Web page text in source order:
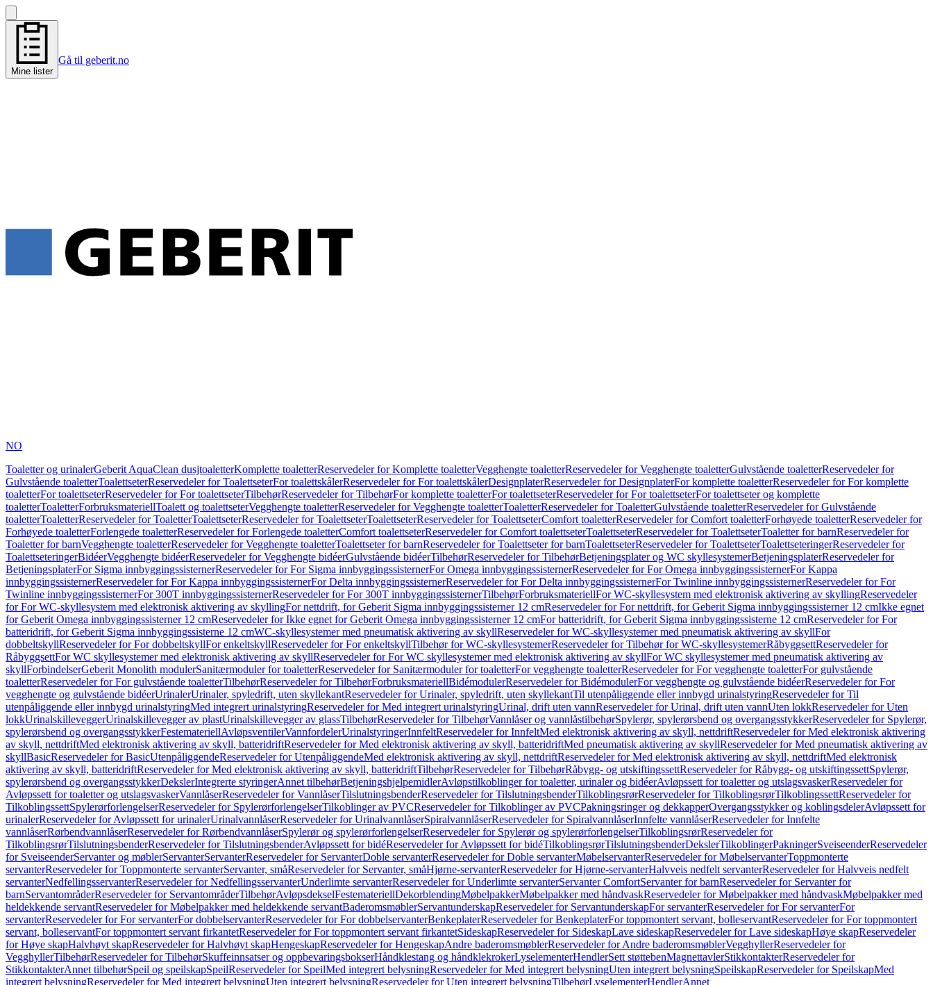
Mine lister
Gå til geberit.no
NO
Toaletter og urinalerGeberit AquaClean dusjtoaletterKomplette toaletterReservedeler for Komplette toaletterVegghengte toaletterReservedeler for Vegghengte toaletterGulvstående toaletterReservedeler for
Gulvstående toaletterToalettseterReservedeler for ToalettseterFor toalettskålerReservedeler for For toalettskålerDesignplaterReservedeler for DesignplaterFor komplette toaletterReservedeler for For komplette
toaletterFor toalettseterReservedeler for For toalettseterTilbehørReservedeler for TilbehørFor komplette toaletterFor toalettseterReservedeler for For toalettseterFor toalettseter og komplette
toaletterToaletterForbruksmateriellToalett og toalettseterVegghengte toaletterReservedeler for Vegghengte toaletterToaletterReservedeler for ToaletterGulvstående toaletterReservedeler for Gulvstående
toaletterToaletterReservedeler for ToaletterToalettseterReservedeler for ToalettseterToalettseterReservedeler for ToalettseterComfort toaletterReservedeler for Comfort toaletterForhøyede toaletterReservedeler for
Forhøyede toaletterForlengede toaletterReservedeler for Forlengede toaletterComfort toalettseterReservedeler for Comfort toalettseterToalettseterReservedeler for ToalettseterToaletter for barnReservedeler for
Toaletter for barnVegghengte toaletterReservedeler for Vegghengte toaletterToalettseter for barnReservedeler for Toalettseter for barnToalettseterReservedeler for ToalettseterToalettseteringerReservedeler for
ToalettseteringerBidéerVegghengte bidéerReservedeler for Vegghengte bidéerGulvstående bidéerTilbehørReservedeler for TilbehørBetjeningsplater og WC skyllesystemerBetjeningsplaterReservedeler for
BetjeningsplaterFor Sigma innbyggingssisternerReservedeler for For Sigma innbyggingssisternerFor Omega innbyggingssisternerReservedeler for For Omega innbyggingssisternerFor Kappa
innbyggingssisternerReservedeler for For Kappa innbyggingssisternerFor Delta innbyggingssisternerReservedeler for For Delta innbyggingssisternerFor Twinline innbyggingssisternerReservedeler for For
Twinline innbyggingssisternerFor 300T innbyggingssisternerReservedeler for For 300T innbyggingssisternerTilbehørForbruksmateriellFor WC-skyllesystem med elektronisk aktivering av skyllingReservedeler
for For WC-skyllesystem med elektronisk aktivering av skyllingFor nettdrift, for Geberit Sigma innbyggingssisterner 12 cmReservedeler for For nettdrift, for Geberit Sigma innbyggingssisterner 12 cmIkke egnet
for Geberit Omega innbyggingssisterner 12 cmReservedeler for Ikke egnet for Geberit Omega innbyggingssisterner 12 cmFor batteridrift, for Geberit Sigma innbyggingssisterne 12 cmReservedeler for For
batteridrift, for Geberit Sigma innbyggingssisterne 12 cmWC-skyllesystemer med pneumatisk aktivering av skyllReservedeler for WC-skyllesystemer med pneumatisk aktivering av skyllFor
dobbeltskyllReservedeler for For dobbeltskyllFor enkeltskyllReservedeler for For enkeltskyllTilbehør for WC-skyllesystemerReservedeler for Tilbehør for WC-skyllesystemerRåbyggsettReservedeler for
RåbyggsettFor WC skyllesystemer med elektronisk aktivering av skyllReservedeler for For WC skyllesystemer med elektronisk aktivering av skyllFor WC skyllesystemer med pneumatisk aktivering av
skyllForbindelserGeberit Monolith modulerSanitærmoduler for toaletterReservedeler for Sanitærmoduler for toaletterFor vegghengte toaletterReservedeler for For vegghengte toaletterFor gulvstående
toaletterReservedeler for For gulvstående toaletterTilbehørReservedeler for TilbehørForbruksmateriellBidémodulerReservedeler for BidémodulerFor vegghengte og gulvstående bidéerReservedeler for For
vegghengte og gulvstående bidéerUrinalerUrinaler, spyledrift, uten skyllekantReservedeler for Urinaler, spyledrift, uten skyllekantTil utenpåliggende eller innbygd urinalstyringReservedeler for Til
utenpåliggende eller innbygd urinalstyringMed integrert urinalstyringReservedeler for Med integrert urinalstyringUrinal, drift uten vannReservedeler for Urinal, drift uten vannUten lokkReservedeler for Uten
lokkUrinalskilleveggerUrinalskillevegger av plastUrinalskillevegger av glassTilbehørReservedeler for TilbehørVannlåser og vannlåstilbehørSpylerør, spylerørsbend og overgangsstykkerReservedeler for Spylerør,
spylerørsbend og overgangsstykkerFestemateriellAvløpsventilerVannfordelerUrinalstyringerInnfeltReservedeler for InnfeltMed elektronisk aktivering av skyll, nettdriftReservedeler for Med elektronisk aktivering
av skyll, nettdriftMed elektronisk aktivering av skyll, batteridriftReservedeler for Med elektronisk aktivering av skyll, batteridriftMed pneumatisk aktivering av skyllReservedeler for Med pneumatisk aktivering av
skyllBasicReservedeler for BasicUtenpåliggendeReservedeler for UtenpåliggendeMed elektronisk aktivering av skyll, nettdriftReservedeler for Med elektronisk aktivering av skyll, nettdriftMed elektronisk
aktivering av skyll, batteridriftReservedeler for Med elektronisk aktivering av skyll, batteridriftTilbehørReservedeler for TilbehørRåbygg- og utskiftingssettReservedeler for Råbygg- og utskiftingssettSpylerør,
spylerørsbend og overgangsstykkerDekslerIntegrerte styringerAnnet tilbehørBetjeningshjelpemidlerAvløpstilkoblinger for toaletter, urinaler og bidéerAvløpssett for toaletter og utslagsvaskerReservedeler for
Avløpssett for toaletter og utslagsvaskerVannlåserReservedeler for VannlåserTilslutningsbenderReservedeler for TilslutningsbenderTilkoblingsrørReservedeler for TilkoblingsrørTilkoblingssettReservedeler for
TilkoblingssettSpylerørforlengelserReservedeler for SpylerørforlengelserTilkoblinger av PVCReservedeler for Tilkoblinger av PVCPakningsringer og dekkapperOvergangsstykker og koblingsdelerAvløpssett for
urinalerReservedeler for Avløpssett for urinalerUrinalvannlåserReservedeler for UrinalvannlåserSpiralvannlåserReservedeler for SpiralvannlåserInnfelte vannlåserReservedeler for Innfelte
vannlåserRørbendvannlåserReservedeler for RørbendvannlåserSpylerør og spylerørforlengelserReservedeler for Spylerør og spylerørforlengelserTilkoblingsrørReservedeler for
TilkoblingsrørTilslutningsbenderReservedeler for TilslutningsbenderAvløpssett for bidéReservedeler for Avløpssett for bidéTilkoblingsrørTilslutningsbenderDekslerTilkoblingerPakningerSveiseenderReservedeler
for SveiseenderServanter og møblerServanterServanterReservedeler for ServanterDoble servanterReservedeler for Doble servanterMøbelservanterReservedeler for MøbelservanterToppmonterte
servanterReservedeler for Toppmonterte servanterServanter, småReservedeler for Servanter, småHjørne-servanterReservedeler for Hjørne-servanterHalvveis nedfelt servanterReservedeler for Halvveis nedfelt
servanterNedfellingsservanterReservedeler for NedfellingsservanterUnderlimte servanterReservedeler for Underlimte servanterServanter ComfortServanter for barnReservedeler for Servanter for
barnServantområderReservedeler for ServantområderTilbehørAvløpsdekselFestemateriellDekorblendingMøbelpakkerMøbelpakker med håndvaskReservedeler for Møbelpakker med håndvaskMøbelpakker med
heldekkende servantReservedeler for Møbelpakker med heldekkende servantBaderomsmøblerServantunderskapReservedeler for ServantunderskapFor servanterReservedeler for For servanterFor
servanterReservedeler for For servanterFor dobbelservanterReservedeler for For dobbelservanterBenkeplaterReservedeler for BenkeplaterFor toppmontert servant, bolleservantReservedeler for For toppmontert
servant, bolleservantFor toppmontert servant firkantetReservedeler for For toppmontert servant firkantetSideskapReservedeler for SideskapLave sideskapReservedeler for Lave sideskapHøye skapReservedeler
for Høye skapHalvhøyt skapReservedeler for Halvhøyt skapHengeskapReservedeler for HengeskapAndre baderomsmøblerReservedeler for Andre baderomsmøblerVegghyllerReservedeler for
VegghyllerTilbehørReservedeler for TilbehørSkuffeinnsatser og oppbevaringsbokserHåndklestang og håndklekrokerLyselementerHendlerSett støttebenMagnettavlerStikkontakterReservedeler for
StikkontakterAnnet tilbehørSpeil og speilskapSpeilReservedeler for SpeilMed integrert belysningReservedeler for Med integrert belysningUten integrert belysningSpeilskapReservedeler for SpeilskapMed
integrert belysningReservedeler for Med integrert belysningUten integrert belysningReservedeler for Uten integrert belysningTilbehørLyselementerHendlerAnnet